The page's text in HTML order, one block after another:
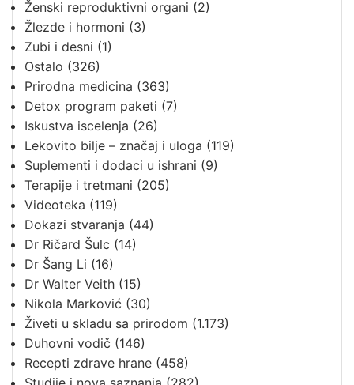
Ženski reproduktivni organi (2)
Žlezde i hormoni (3)
Zubi i desni (1)
Ostalo (326)
Prirodna medicina (363)
Detox program paketi (7)
Iskustva iscelenja (26)
Lekovito bilje – značaj i uloga (119)
Suplementi i dodaci u ishrani (9)
Terapije i tretmani (205)
Videoteka (119)
Dokazi stvaranja (44)
Dr Ričard Šulc (14)
Dr Šang Li (16)
Dr Walter Veith (15)
Nikola Marković (30)
Živeti u skladu sa prirodom (1.173)
Duhovni vodič (146)
Recepti zdrave hrane (458)